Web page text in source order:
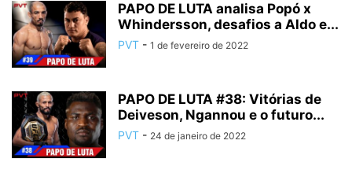
PAPO DE LUTA analisa Popó x
Whindersson, desafios a Aldo e...
PVT - 1 de fevereiro de 2022
PAPO DE LUTA #38: Vitórias de
Deiveson, Ngannou e o futuro...
PVT - 24 de janeiro de 2022